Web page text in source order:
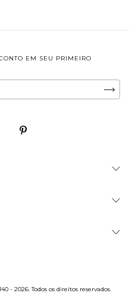
EM SEU PRIMEIRO
- 2026. Todos os direitos reservados.